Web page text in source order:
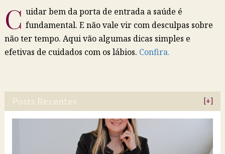
C uidar bem da porta de entrada a saúde é
fundamental. E não vale vir com desculpas sobre
não ter tempo. Aqui vão algumas dicas simples e
efetivas de cuidados com os lábios. Confira.
Posts Recentes [+]